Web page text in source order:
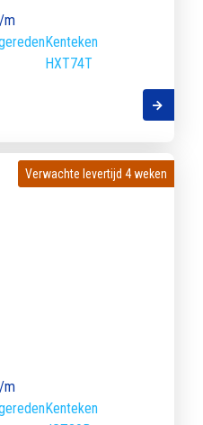
m
Kenteken
HXT74T
Verwachte levertijd 4 weken
Verwachte levertijd 4 weken
m
Kenteken